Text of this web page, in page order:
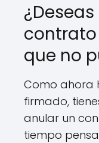
que no
Como ahora
firmado,
anular un
tiempo